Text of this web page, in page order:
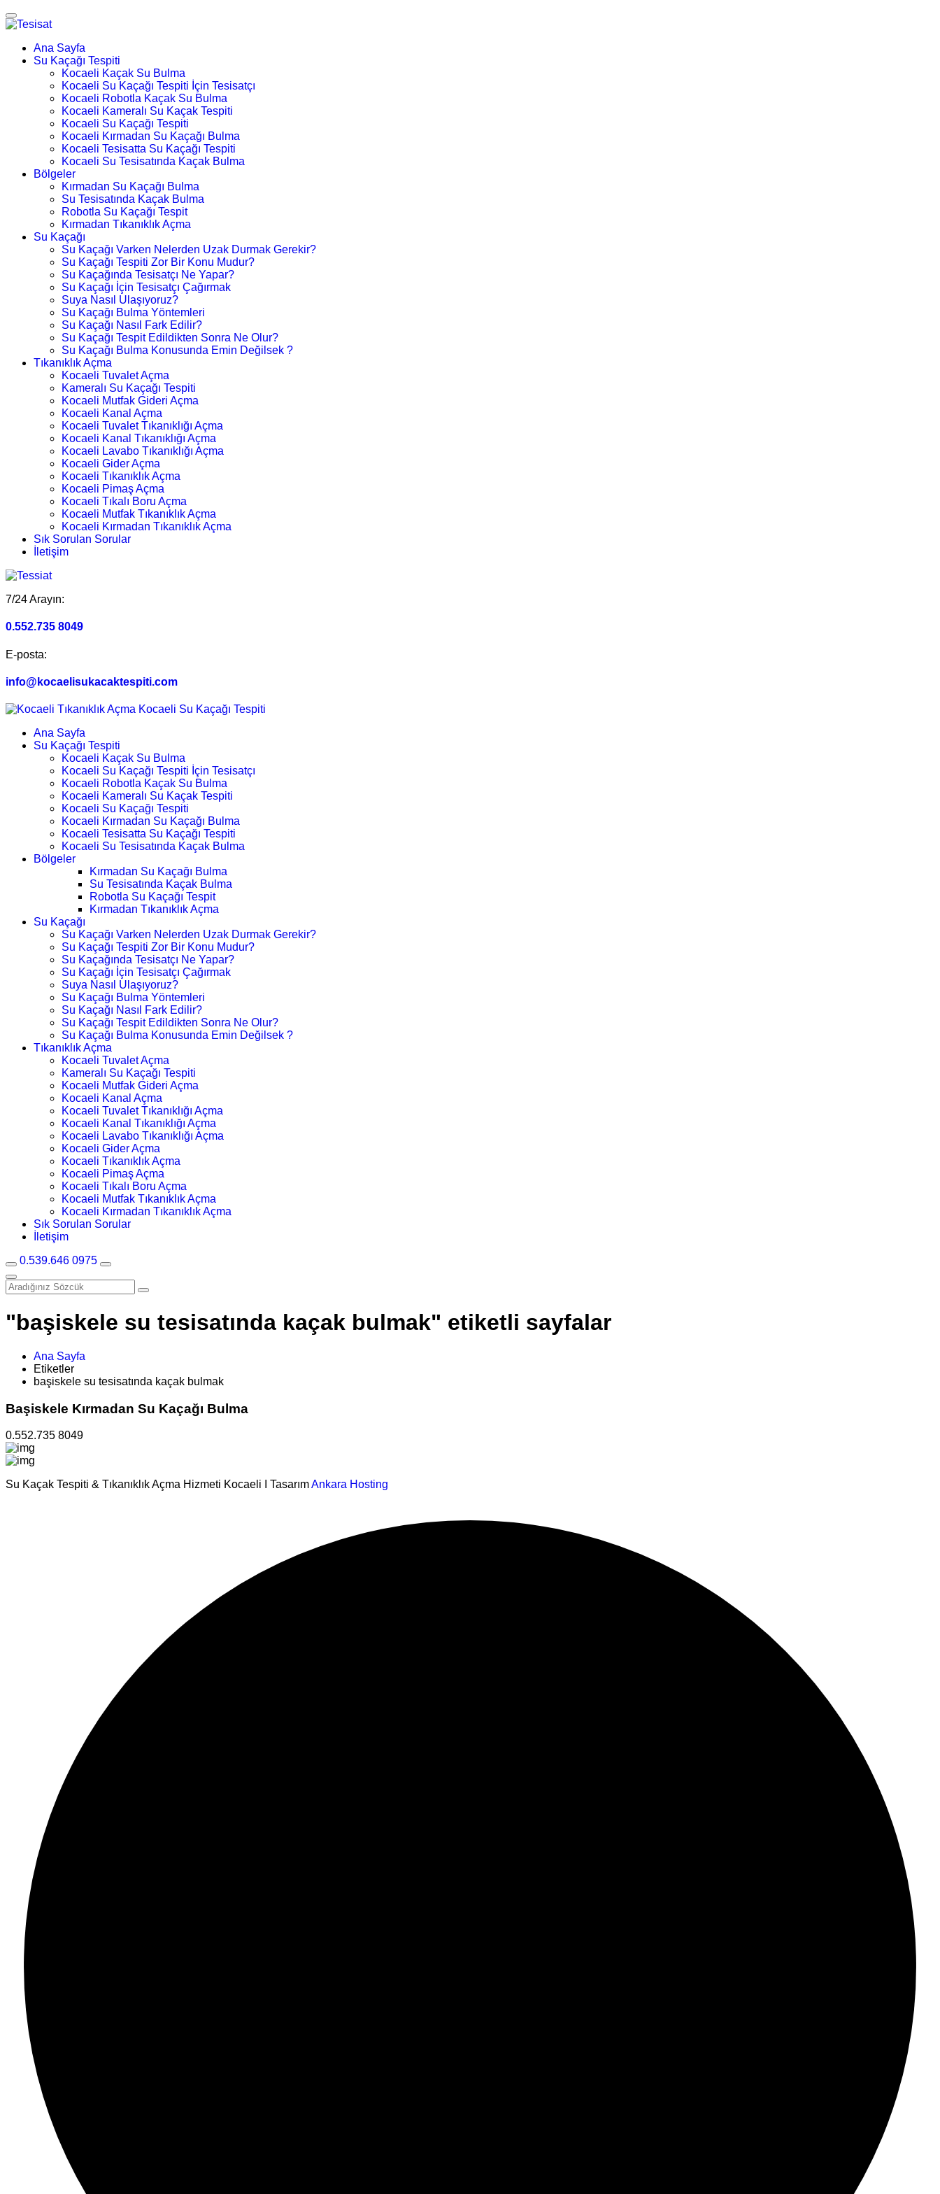
Ana Sayfa
Su Kaçağı Tespiti
Kocaeli Kaçak Su Bulma
Kocaeli Su Kaçağı Tespiti İçin Tesisatçı
Kocaeli Robotla Kaçak Su Bulma
Kocaeli Kameralı Su Kaçak Tespiti
Kocaeli Su Kaçağı Tespiti
Kocaeli Kırmadan Su Kaçağı Bulma
Kocaeli Tesisatta Su Kaçağı Tespiti
Kocaeli Su Tesisatında Kaçak Bulma
Bölgeler
Kırmadan Su Kaçağı Bulma
Su Tesisatında Kaçak Bulma
Robotla Su Kaçağı Tespit
Kırmadan Tıkanıklık Açma
Su Kaçağı
Su Kaçağı Varken Nelerden Uzak Durmak Gerekir?
Su Kaçağı Tespiti Zor Bir Konu Mudur?
Su Kaçağında Tesisatçı Ne Yapar?
Su Kaçağı İçin Tesisatçı Çağırmak
Suya Nasıl Ulaşıyoruz?
Su Kaçağı Bulma Yöntemleri
Su Kaçağı Nasıl Fark Edilir?
Su Kaçağı Tespit Edildikten Sonra Ne Olur?
Su Kaçağı Bulma Konusunda Emin Değilsek ?
Tıkanıklık Açma
Kocaeli Tuvalet Açma
Kameralı Su Kaçağı Tespiti
Kocaeli Mutfak Gideri Açma
Kocaeli Kanal Açma
Kocaeli Tuvalet Tıkanıklığı Açma
Kocaeli Kanal Tıkanıklığı Açma
Kocaeli Lavabo Tıkanıklığı Açma
Kocaeli Gider Açma
Kocaeli Tıkanıklık Açma
Kocaeli Pimaş Açma
Kocaeli Tıkalı Boru Açma
Kocaeli Mutfak Tıkanıklık Açma
Kocaeli Kırmadan Tıkanıklık Açma
Sık Sorulan Sorular
İletişim
7/24 Arayın:
0.552.735 8049
E-posta:
info@kocaelisukacaktespiti.com
Ana Sayfa
Su Kaçağı Tespiti
Kocaeli Kaçak Su Bulma
Kocaeli Su Kaçağı Tespiti İçin Tesisatçı
Kocaeli Robotla Kaçak Su Bulma
Kocaeli Kameralı Su Kaçak Tespiti
Kocaeli Su Kaçağı Tespiti
Kocaeli Kırmadan Su Kaçağı Bulma
Kocaeli Tesisatta Su Kaçağı Tespiti
Kocaeli Su Tesisatında Kaçak Bulma
Bölgeler
Kırmadan Su Kaçağı Bulma
Su Tesisatında Kaçak Bulma
Robotla Su Kaçağı Tespit
Kırmadan Tıkanıklık Açma
Su Kaçağı
Su Kaçağı Varken Nelerden Uzak Durmak Gerekir?
Su Kaçağı Tespiti Zor Bir Konu Mudur?
Su Kaçağında Tesisatçı Ne Yapar?
Su Kaçağı İçin Tesisatçı Çağırmak
Suya Nasıl Ulaşıyoruz?
Su Kaçağı Bulma Yöntemleri
Su Kaçağı Nasıl Fark Edilir?
Su Kaçağı Tespit Edildikten Sonra Ne Olur?
Su Kaçağı Bulma Konusunda Emin Değilsek ?
Tıkanıklık Açma
Kocaeli Tuvalet Açma
Kameralı Su Kaçağı Tespiti
Kocaeli Mutfak Gideri Açma
Kocaeli Kanal Açma
Kocaeli Tuvalet Tıkanıklığı Açma
Kocaeli Kanal Tıkanıklığı Açma
Kocaeli Lavabo Tıkanıklığı Açma
Kocaeli Gider Açma
Kocaeli Tıkanıklık Açma
Kocaeli Pimaş Açma
Kocaeli Tıkalı Boru Açma
Kocaeli Mutfak Tıkanıklık Açma
Kocaeli Kırmadan Tıkanıklık Açma
Sık Sorulan Sorular
İletişim
0.539.646 0975
"başiskele su tesisatında kaçak bulmak" etiketli sayfalar
Ana Sayfa
Etiketler
başiskele su tesisatında kaçak bulmak
Başiskele Kırmadan Su Kaçağı Bulma
0.552.735 8049
Su Kaçak Tespiti & Tıkanıklık Açma Hizmeti Kocaeli I TasarımAnkara Hosting